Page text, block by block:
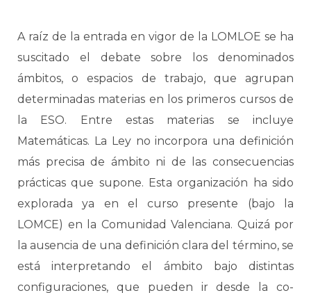
A raíz de la entrada en vigor de la LOMLOE se ha
suscitado el debate sobre los denominados
ámbitos, o espacios de trabajo, que agrupan
determinadas materias en los primeros cursos de
la ESO. Entre estas materias se incluye
Matemáticas. La Ley no incorpora una definición
más precisa de ámbito ni de las consecuencias
prácticas que supone. Esta organización ha sido
explorada ya en el curso presente (bajo la
LOMCE) en la Comunidad Valenciana. Quizá por
la ausencia de una definición clara del término, se
está interpretando el ámbito bajo distintas
configuraciones, que pueden ir desde la co-